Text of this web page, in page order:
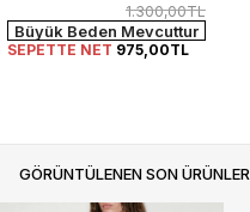
1.300,00TL
Büyük Beden Mevcuttur
SEPETTE NET 975,00TL
GÖRÜNTÜLENEN SON ÜRÜNLER